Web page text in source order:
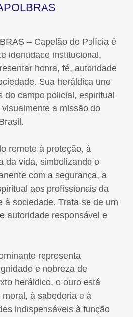
– Capelão de Polícia é
identidade institucional,
honra, fé, autoridade
Sua heráldica une
do campo policial, espiritual
a missão do
remete à proteção, à
da vida, simbolizando o
com a segurança, a
aos profissionais da
à sociedade. Trata-se de um
autoridade responsável e
representa
e nobreza de
heráldico, o ouro está
à sabedoria e à
indispensáveis à função